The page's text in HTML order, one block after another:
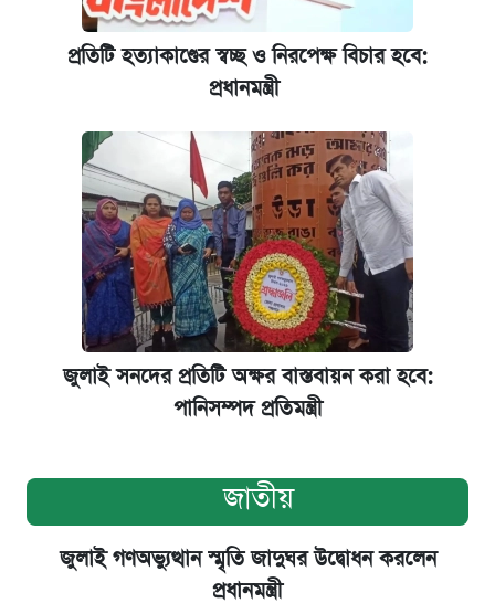
প্রতিটি হত্যাকাণ্ডের স্বচ্ছ ও নিরপেক্ষ বিচার হবে:
প্রধানমন্ত্রী
জুলাই সনদের প্রতিটি অক্ষর বাস্তবায়ন করা হবে:
পানিসম্পদ প্রতিমন্ত্রী
জাতীয়
জুলাই গণঅভ্যুত্থান স্মৃতি জাদুঘর উদ্বোধন করলেন
প্রধানমন্ত্রী